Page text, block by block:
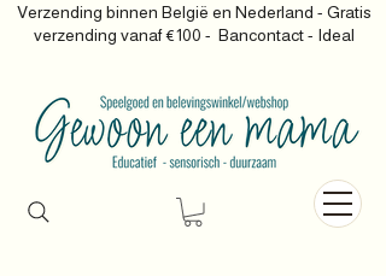
Verzending binnen België en Nederland - Gratis
verzending vanaf €100 - Bancontact - Ideal